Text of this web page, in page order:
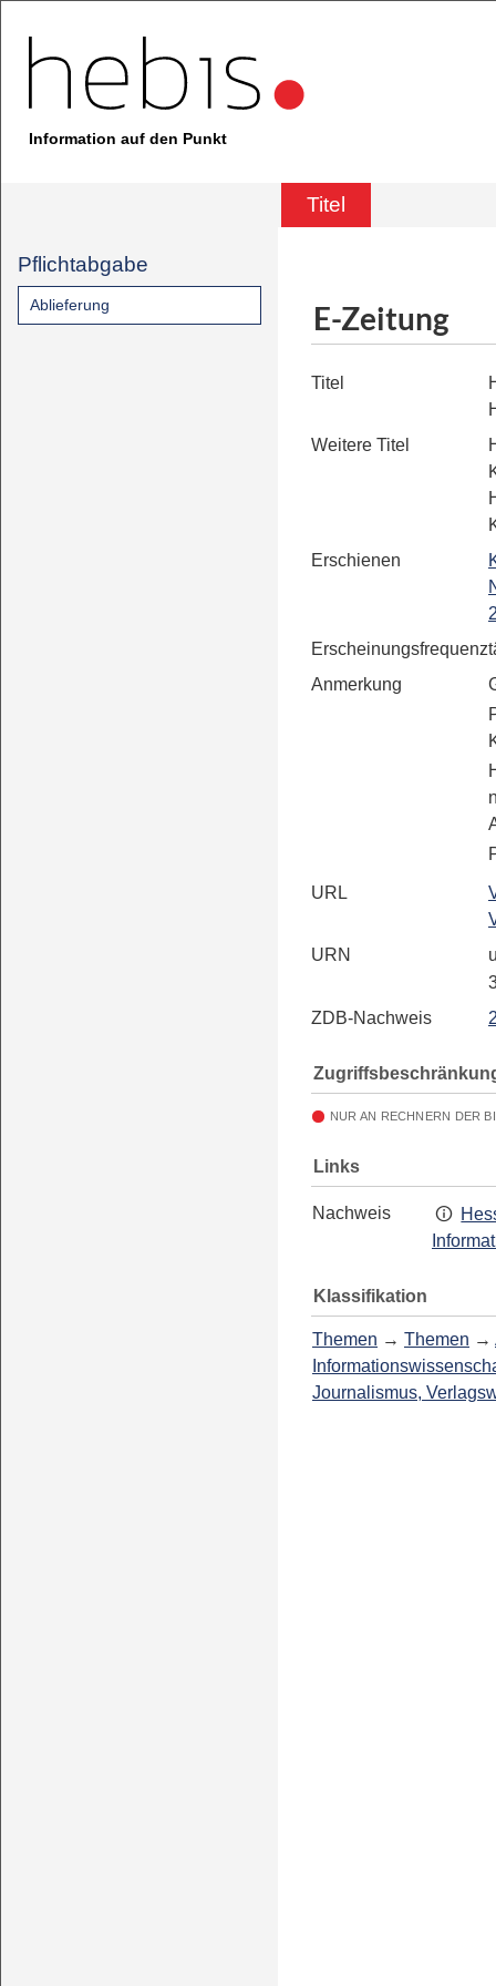
Information auf den Punkt
Titel
Pflichtabgabe
Ablieferung E-Zeitung
Titel
Weitere Titel
Erschienen
Erscheinungsfrequenz
Anmerkung
URL
URN
ZDB-Nachweis
NUR AN RECHNERN DER
Links
Nachweis
Klassifikation
Themen → Themen →
Journalismus,